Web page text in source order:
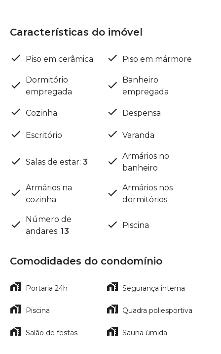
Características do imóvel
Piso em cerâmica Piso em mármore
Dormitório
empregada
Banheiro
empregada
Cozinha Despensa
Escritório Varanda
Salas de estar: 3
Armários no
banheiro
Armários na
cozinha
Armários nos
dormitórios
Número de
andares: 13
Piscina
Comodidades do condomínio
Portaria 24h Segurança interna
Piscina Quadra poliesportiva
Salão de festas Sauna úmida